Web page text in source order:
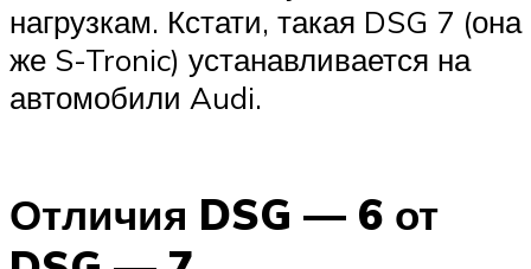
нагрузкам. Кстати, такая DSG 7 (она
же S-Tronic) устанавливается на
автомобили Audi.
Отличия DSG — 6 от